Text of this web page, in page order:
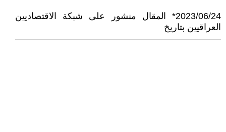
2023/06/24* المقال منشور على شبكة الاقتصاديين
العراقيين بتاريخ